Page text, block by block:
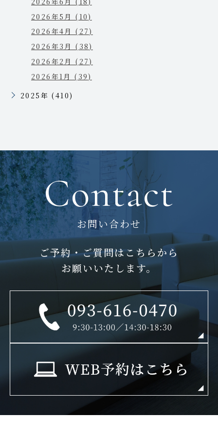
2026年5月 (10)
2026年4月 (27)
2026年3月 (38)
2026年2月 (27)
2026年1月 (39)
2025年 (410)
Contact
お問い合わせ
ご予約・ご質問はこちらから
お願いいたします。